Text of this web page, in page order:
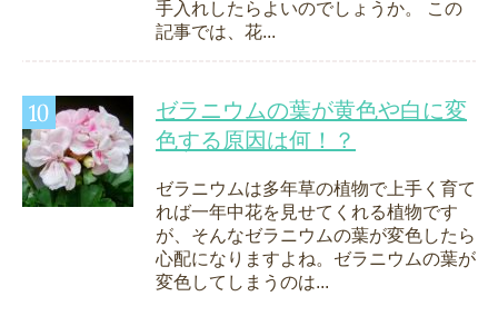
手入れしたらよいのでしょうか。 この
記事では、花...
ゼラニウムの葉が黄色や白に変
色する原因は何！？
ゼラニウムは多年草の植物で上手く育て
れば一年中花を見せてくれる植物です
が、そんなゼラニウムの葉が変色したら
心配になりますよね。ゼラニウムの葉が
変色してしまうのは...